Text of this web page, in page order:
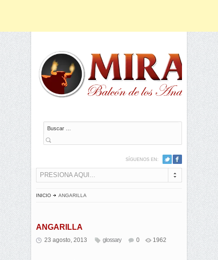
Buscar
SÍGUENOS EN:
PRESIONA AQUI...
INICIO ANGARILLA
ANGARILLA
23 agosto, 2013 glossary 0 1962